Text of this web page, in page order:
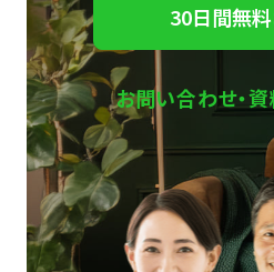
30日間無
お問い合わせ・